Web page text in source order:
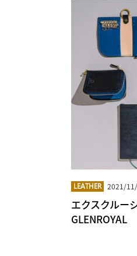
LEATHER 2021/
エクスクルー
GLENROYAL